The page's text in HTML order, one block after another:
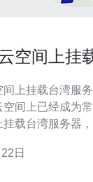
空间上挂
台湾服务器 在云计算的时代，
空间上已经成为
挂载台湾服务器
据中心的位置：选择离台湾较
日